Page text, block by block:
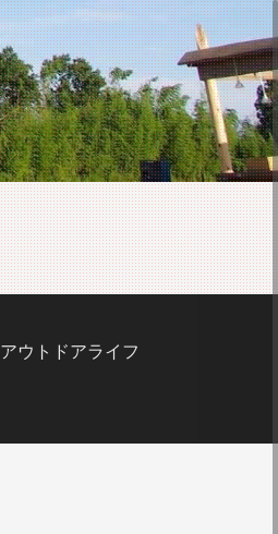
アウトドアライフ